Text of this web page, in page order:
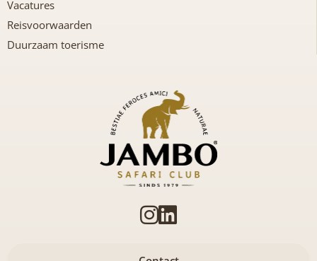
Vacatures
Reisvoorwaarden
Duurzaam toerisme